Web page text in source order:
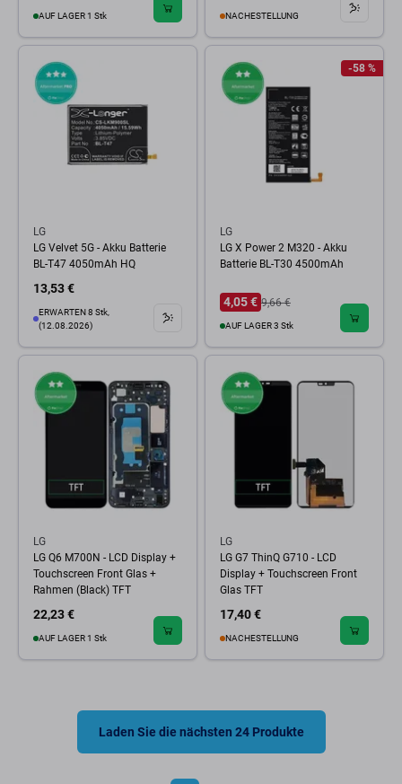
AUF LAGER 1 Stk NACHESTELLUNG
LG
LG Velvet 5G - Akku Batterie
BL-T47 4050mAh HQ
13,53 €
ERWARTEN 8 Stk,
(12.08.2026)
-58 %
LG
LG X Power 2 M320 - Akku
Batterie BL-T30 4500mAh
4,05 € 9,66 €
AUF LAGER 3 Stk
LG
LG Q6 M700N - LCD Display +
Touchscreen Front Glas +
Rahmen (Black) TFT
22,23 €
AUF LAGER 1 Stk
LG
LG G7 ThinQ G710 - LCD
Display + Touchscreen Front
Glas TFT
17,40 €
NACHESTELLUNG
Laden Sie die nächsten 24 Produkte